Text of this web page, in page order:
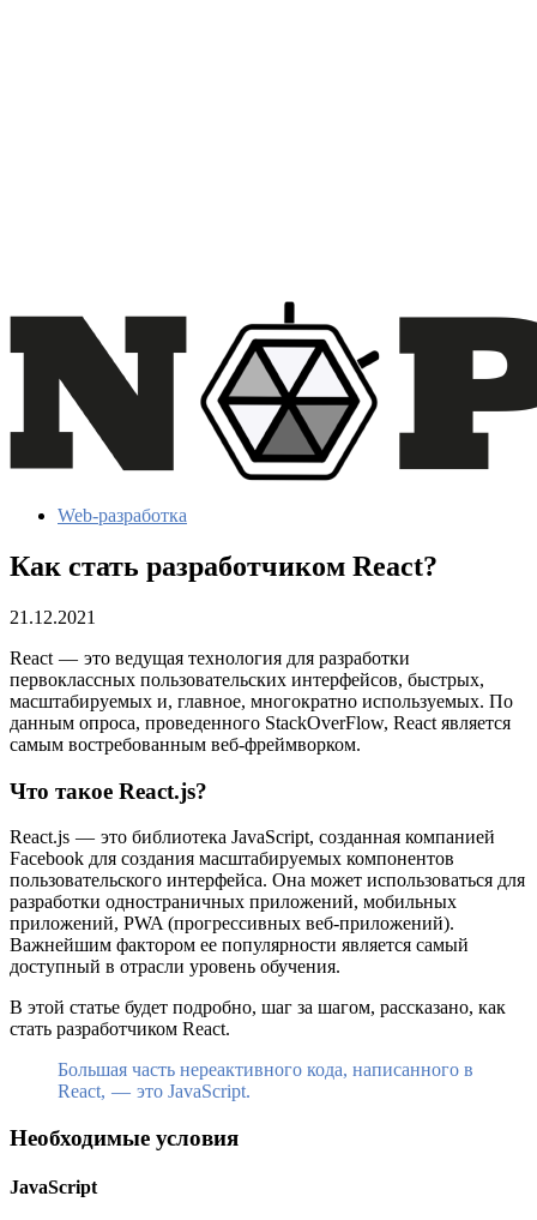
Web-разработка
Как стать разработчиком React?
21.12.2021
React — это ведущая технология для разработки
первоклассных пользовательских интерфейсов, быстрых,
масштабируемых и, главное, многократно используемых. По
данным опроса, проведенного StackOverFlow, React является
самым востребованным веб-фреймворком.
Что такое React.js?
React.js — это библиотека JavaScript, созданная компанией
Facebook для создания масштабируемых компонентов
пользовательского интерфейса. Она может использоваться для
разработки одностраничных приложений, мобильных
приложений, PWA (прогрессивных веб-приложений).
Важнейшим фактором ее популярности является самый
доступный в отрасли уровень обучения.
В этой статье будет подробно, шаг за шагом, рассказано, как
стать разработчиком React.
Большая часть нереактивного кода, написанного в
React, — это JavaScript.
Необходимые условия
JavaScript